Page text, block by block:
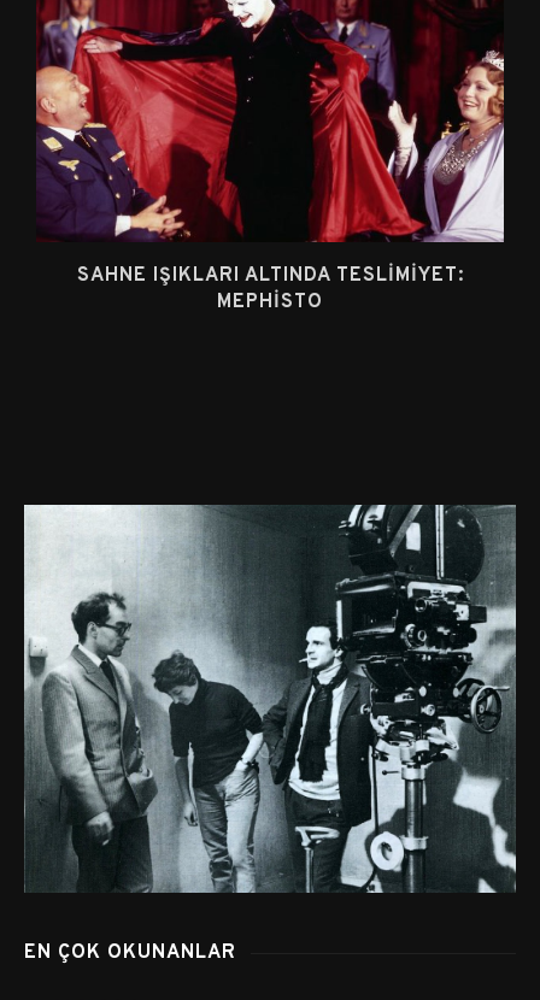
SAHNE IŞIKLARI ALTINDA TESLIMIYET:
MEPHISTO
EN ÇOK OKUNANLAR